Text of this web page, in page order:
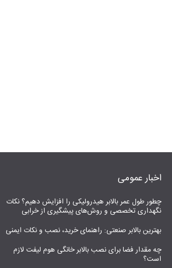
اخبار عمومی
چطور طول عمر بالابر هیدرولیکی را افزایش دهیم؟ نکات
نگهداری تخصصی و روش‌های پیشگیری از خرابی
بهترین بالابر صنعتی: راهنمای خرید، نصب و نکات ایمنی
چه مقدار فضا برای نصب بالابر خانگی هوم لیفت لازم
است؟